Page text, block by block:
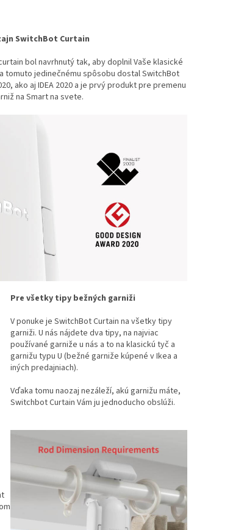
SwitchBot Curtain
bol navrhnutý tak, aby doplnil Vaše klasické
tomuto jedinečnému spôsobu dostal SwitchBot
ako aj IDEA 2020 a je prvý produkt pre premenu
na Smart na svete.
Pre všetky tipy bežných garniži
V ponuke je SwitchBot Curtain na všetky tipy
garniži. U nás nájdete dva tipy, na najviac
používané garniže u nás a to na klasickú tyč a
garnižu typu U (bežné garniže kúpené v Ikea a
iných predajniach).
Vďaka tomu naozaj nezáleží, akú garnižu máte,
Switchbot Curtain Vám ju jednoducho obslúži.